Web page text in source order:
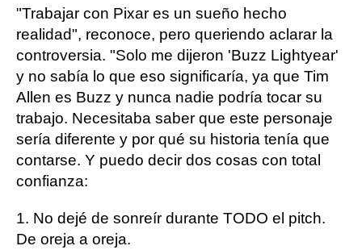
"Trabajar con Pixar es un sueño hecho
realidad", reconoce, pero queriendo aclarar la
controversia. "Solo me dijeron 'Buzz Lightyear'
y no sabía lo que eso significaría, ya que Tim
Allen es Buzz y nunca nadie podría tocar su
trabajo. Necesitaba saber que este personaje
sería diferente y por qué su historia tenía que
contarse. Y puedo decir dos cosas con total
confianza:
1. No dejé de sonreír durante TODO el pitch.
De oreja a oreja.